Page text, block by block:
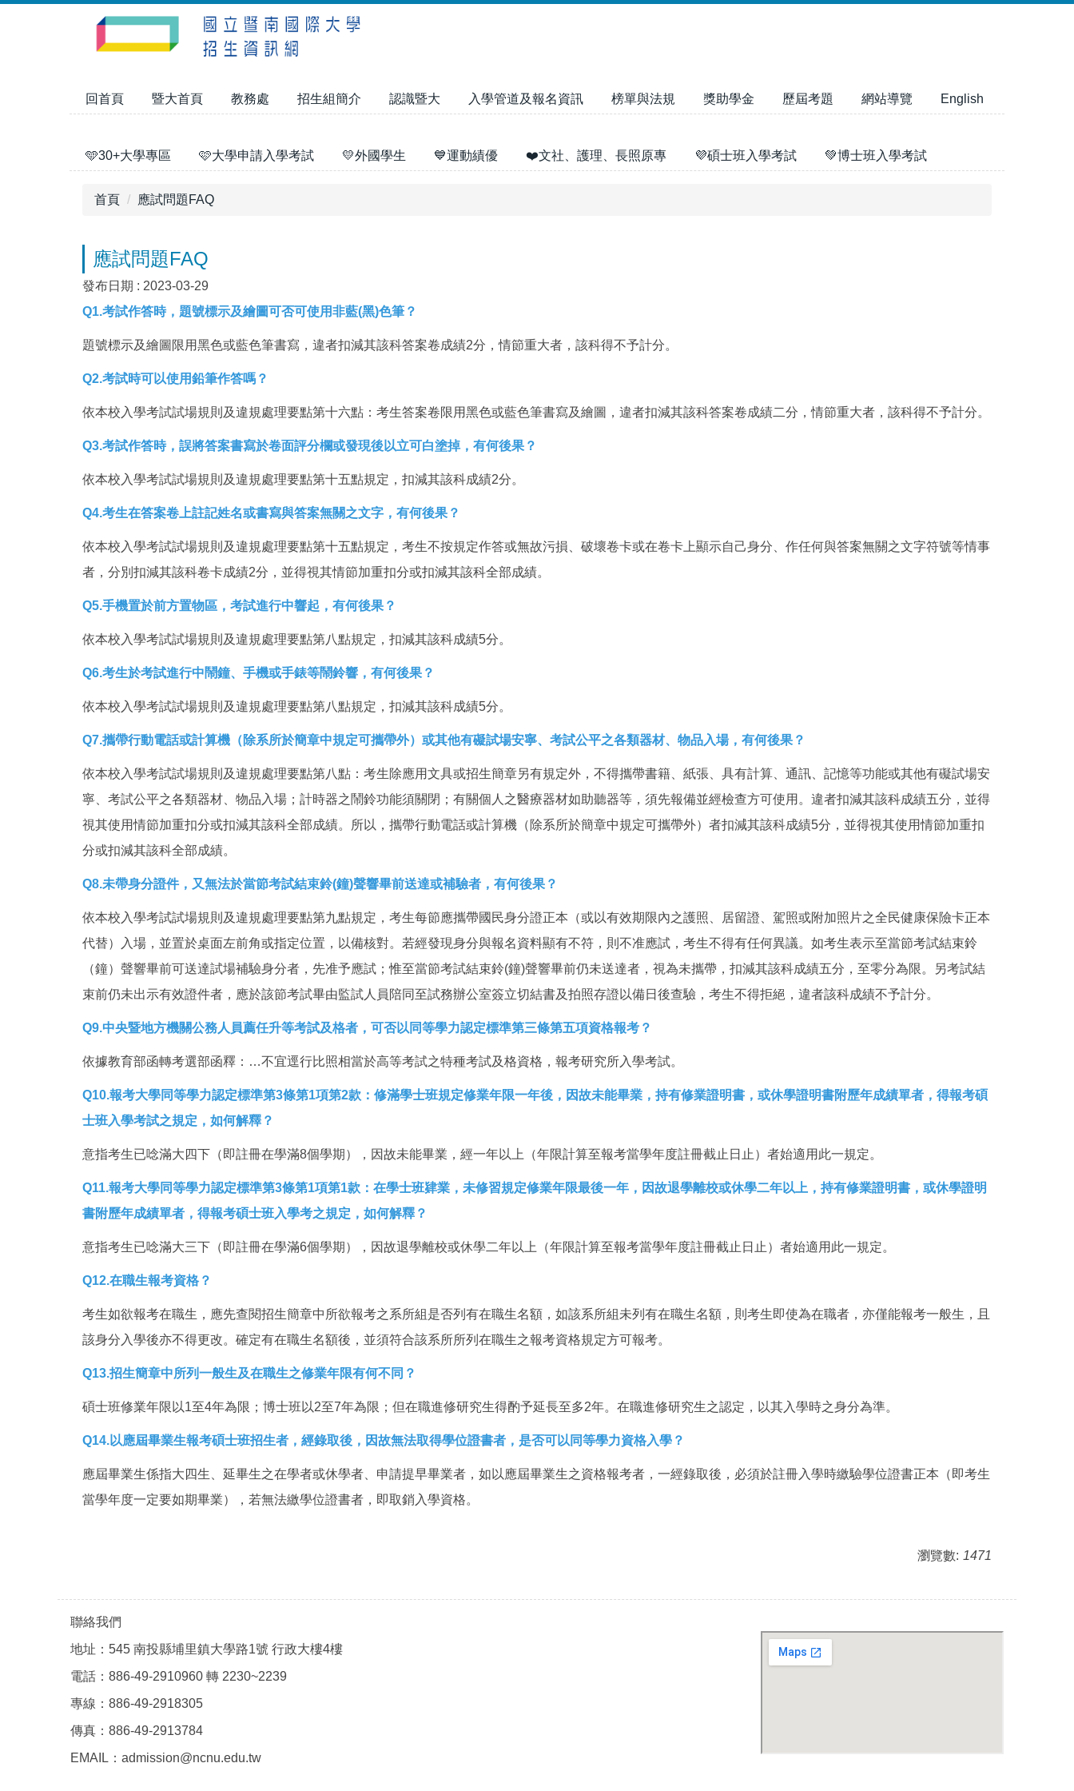
回首頁 暨大首頁 教務處 招生組簡介 認識暨大 入學管道及報名資訊 榜單與法規 獎助學金 歷屆考題 網站導覽 English
🩵30+大學專區 🩷大學申請入學考試 💛外國學生 💙運動績優 ❤️文社、護理、長照原專 💜碩士班入學考試 💚博士班入學考試
首頁 應試問題FAQ
應試問題FAQ
發布日期 : 2023-03-29
Q1.考試作答時，題號標示及繪圖可否可使用非藍(黑)色筆？
題號標示及繪圖限用黑色或藍色筆書寫，違者扣減其該科答案卷成績2分，情節重大者，該科得不予計分。
Q2.考試時可以使用鉛筆作答嗎？
依本校入學考試試場規則及違規處理要點第十六點：考生答案卷限用黑色或藍色筆書寫及繪圖，違者扣減其該科答案卷成績二分，情節重大者，該科得不予計分。
Q3.考試作答時，誤將答案書寫於卷面評分欄或發現後以立可白塗掉，有何後果？
依本校入學考試試場規則及違規處理要點第十五點規定，扣減其該科成績2分。
Q4.考生在答案卷上註記姓名或書寫與答案無關之文字，有何後果？
依本校入學考試試場規則及違規處理要點第十五點規定，考生不按規定作答或無故污損、破壞卷卡或在卷卡上顯示自己身分、作任何與答案無關之文字符號等情事
者，分別扣減其該科卷卡成績2分，並得視其情節加重扣分或扣減其該科全部成績。
Q5.手機置於前方置物區，考試進行中響起，有何後果？
依本校入學考試試場規則及違規處理要點第八點規定，扣減其該科成績5分。
Q6.考生於考試進行中鬧鐘、手機或手錶等鬧鈴響，有何後果？
依本校入學考試試場規則及違規處理要點第八點規定，扣減其該科成績5分。
Q7.攜帶行動電話或計算機（除系所於簡章中規定可攜帶外）或其他有礙試場安寧、考試公平之各類器材、物品入場，有何後果？
依本校入學考試試場規則及違規處理要點第八點：考生除應用文具或招生簡章另有規定外，不得攜帶書籍、紙張、具有計算、通訊、記憶等功能或其他有礙試場安
寧、考試公平之各類器材、物品入場；計時器之鬧鈴功能須關閉；有關個人之醫療器材如助聽器等，須先報備並經檢查方可使用。違者扣減其該科成績五分，並得
視其使用情節加重扣分或扣減其該科全部成績。 所以，攜帶行動電話或計算機（除系所於簡章中規定可攜帶外）者扣減其該科成績5分，並得視其使用情節加重扣
分或扣減其該科全部成績。
Q8.未帶身分證件，又無法於當節考試結束鈴(鐘)聲響畢前送達或補驗者，有何後果？
依本校入學考試試場規則及違規處理要點第九點規定，考生每節應攜帶國民身分證正本（或以有效期限內之護照、居留證、駕照或附加照片之全民健康保險卡正本
代替）入場，並置於桌面左前角或指定位置，以備核對。若經發現身分與報名資料顯有不符，則不准應試，考生不得有任何異議。如考生表示至當節考試結束鈴
（鐘）聲響畢前可送達試場補驗身分者，先准予應試；惟至當節考試結束鈴(鐘)聲響畢前仍未送達者，視為未攜帶，扣減其該科成績五分，至零分為限。另考試結
束前仍未出示有效證件者，應於該節考試畢由監試人員陪同至試務辦公室簽立切結書及拍照存證以備日後查驗，考生不得拒絕，違者該科成績不予計分。
Q9.中央暨地方機關公務人員薦任升等考試及格者，可否以同等學力認定標準第三條第五項資格報考？
依據教育部函轉考選部函釋：…不宜逕行比照相當於高等考試之特種考試及格資格，報考研究所入學考試。
Q10.報考大學同等學力認定標準第3條第1項第2款：修滿學士班規定修業年限一年後，因故未能畢業，持有修業證明書，或休學證明書附歷年成績單者，得報考碩
士班入學考試之規定，如何解釋？
意指考生已唸滿大四下（即註冊在學滿8個學期），因故未能畢業，經一年以上（年限計算至報考當學年度註冊截止日止）者始適用此一規定。
Q11.報考大學同等學力認定標準第3條第1項第1款：在學士班肄業，未修習規定修業年限最後一年，因故退學離校或休學二年以上，持有修業證明書，或休學證明
書附歷年成績單者，得報考碩士班入學考之規定，如何解釋？
意指考生已唸滿大三下（即註冊在學滿6個學期），因故退學離校或休學二年以上（年限計算至報考當學年度註冊截止日止）者始適用此一規定。
Q12.在職生報考資格？
考生如欲報考在職生，應先查閱招生簡章中所欲報考之系所組是否列有在職生名額，如該系所組未列有在職生名額，則考生即使為在職者，亦僅能報考一般生，且
該身分入學後亦不得更改。確定有在職生名額後，並須符合該系所所列在職生之報考資格規定方可報考。
Q13.招生簡章中所列一般生及在職生之修業年限有何不同？
碩士班修業年限以1至4年為限；博士班以2至7年為限；但在職進修研究生得酌予延長至多2年。在職進修研究生之認定，以其入學時之身分為準。
Q14.以應屆畢業生報考碩士班招生者，經錄取後，因故無法取得學位證書者，是否可以同等學力資格入學？
應屆畢業生係指大四生、延畢生之在學者或休學者、申請提早畢業者，如以應屆畢業生之資格報考者，一經錄取後，必須於註冊入學時繳驗學位證書正本（即考生
當學年度一定要如期畢業），若無法繳學位證書者，即取銷入學資格。
瀏覽數: 1471
聯絡我們
地址：545 南投縣埔里鎮大學路1號 行政大樓4樓
電話：886-49-2910960 轉 2230~2239
專線：886-49-2918305
傳真：886-49-2913784
EMAIL：admission@ncnu.edu.tw